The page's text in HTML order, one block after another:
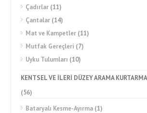
Çadırlar (11)
Çantalar (14)
Mat ve Kampetler (11)
Mutfak Gereçleri (7)
Uyku Tulumları (10)
KENTSEL VE İLERİ DÜZEY ARAMA
(56)
Bataryalı Kesme-Ayırma (1)